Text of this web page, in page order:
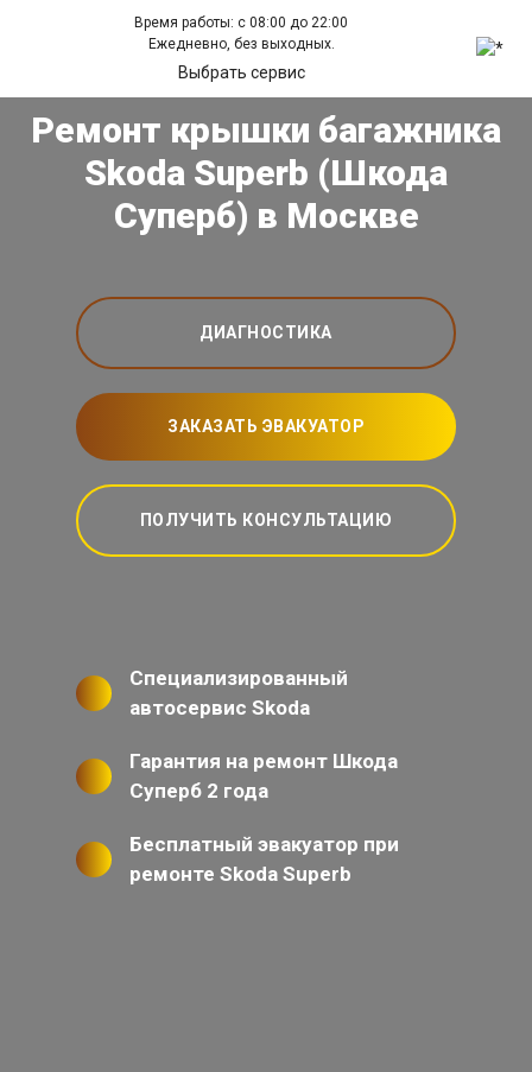
Время работы: с 08:00 до 22:00
Ежедневно, без выходных.
Выбрать сервис
Ремонт крышки багажника
Skoda Superb (Шкода
Суперб) в Москве
ДИАГНОСТИКА
ЗАКАЗАТЬ ЭВАКУАТОР
ПОЛУЧИТЬ КОНСУЛЬТАЦИЮ
Специализированный
автосервис Skoda
Гарантия на ремонт Шкода
Суперб 2 года
Бесплатный эвакуатор при
ремонте Skoda Superb